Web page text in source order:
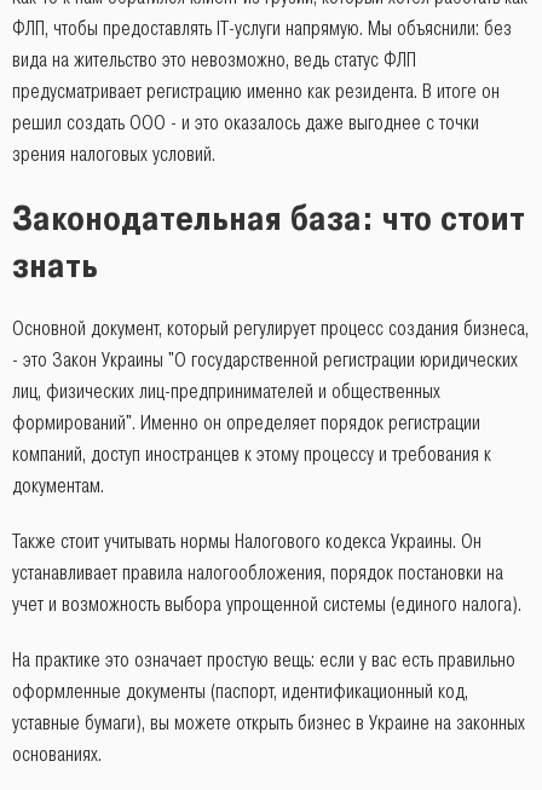
ФЛП, чтобы предоставлять IT-услуги напрямую. Мы объяснили: без
вида на жительство это невозможно, ведь статус ФЛП
предусматривает регистрацию именно как резидента. В итоге он
решил создать ООО - и это оказалось даже выгоднее с точки
зрения налоговых условий.
Законодательная база: что стоит
знать
Основной документ, который регулирует процесс создания бизнеса,
- это Закон Украины "О государственной регистрации юридических
лиц, физических лиц-предпринимателей и общественных
формирований". Именно он определяет порядок регистрации
компаний, доступ иностранцев к этому процессу и требования к
документам.
Также стоит учитывать нормы Налогового кодекса Украины. Он
устанавливает правила налогообложения, порядок постановки на
учет и возможность выбора упрощенной системы (единого налога).
На практике это означает простую вещь: если у вас есть правильно
оформленные документы (паспорт, идентификационный код,
уставные бумаги), вы можете открыть бизнес в Украине на законных
основаниях.